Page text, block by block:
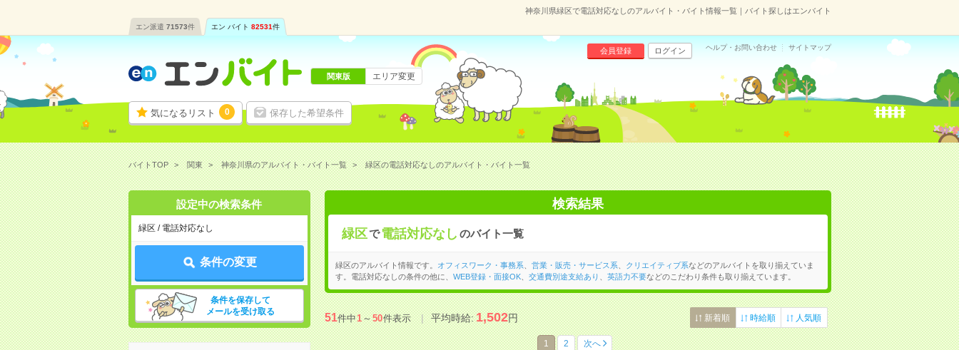
神奈川県緑区で電話対応なしのアルバイト・バイト情報一覧｜バイト探しはエンバイト
エン派遣 71573件 エン バイト 82531件
気になるリスト 0 保存した希望条件
会員登録 ログイン ヘルプ・お問い合わせ サイトマップ
関東版 エリア変更
バイトTOP 関東 神奈川県のアルバイト・バイト一覧 緑区の電話対応なしのアルバイト・バイト一覧
設定中の検索条件
緑区 / 電話対応なし
条件の変更
条件を保存して
メールを受け取る
検索結果
緑区で 電話対応なし のバイト一覧
緑区のアルバイト情報です。 オフィスワーク・事務系 営業・販売・サービス系 クリエイティブ系などのアルバイトを取り揃えていま
す。電話対応なしの条件の他に、 WEB登録・面接OK、 交通費別途支給あり 英語力不要などのこだわり条件も取り揃えています。
51件中1～50件表示 平均時給:1,502円 新着順 時給順 人気順
1 2 次へ